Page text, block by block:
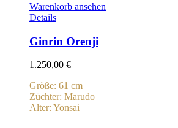
Warenkorb ansehen
Details
Ginrin Orenji
1.250,00 €
Größe: 61 cm
Züchter: Marudo
Alter: Yonsai